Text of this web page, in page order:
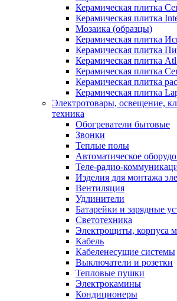
Керамическая плитка
Керамическая плитка
Мозаика (образцы)
Керамическая плитка
Керамическая плитка
Керамическая плитка
Керамическая плитка
Керамическая плитка
Керамическая плитка
Электротовары, освещение,
техника
Обогреватели бытовые
Звонки
Теплые полы
Автоматическое
Теле-радио-
Изделия для монтажа
Вентиляция
Удлинители
Батарейки и зарядные
Светотехника
Электрощиты, корпуса
Кабель
Кабеленесущие системы
Выключатели и розетки
Тепловые пушки
Электрокамины
Кондиционеры